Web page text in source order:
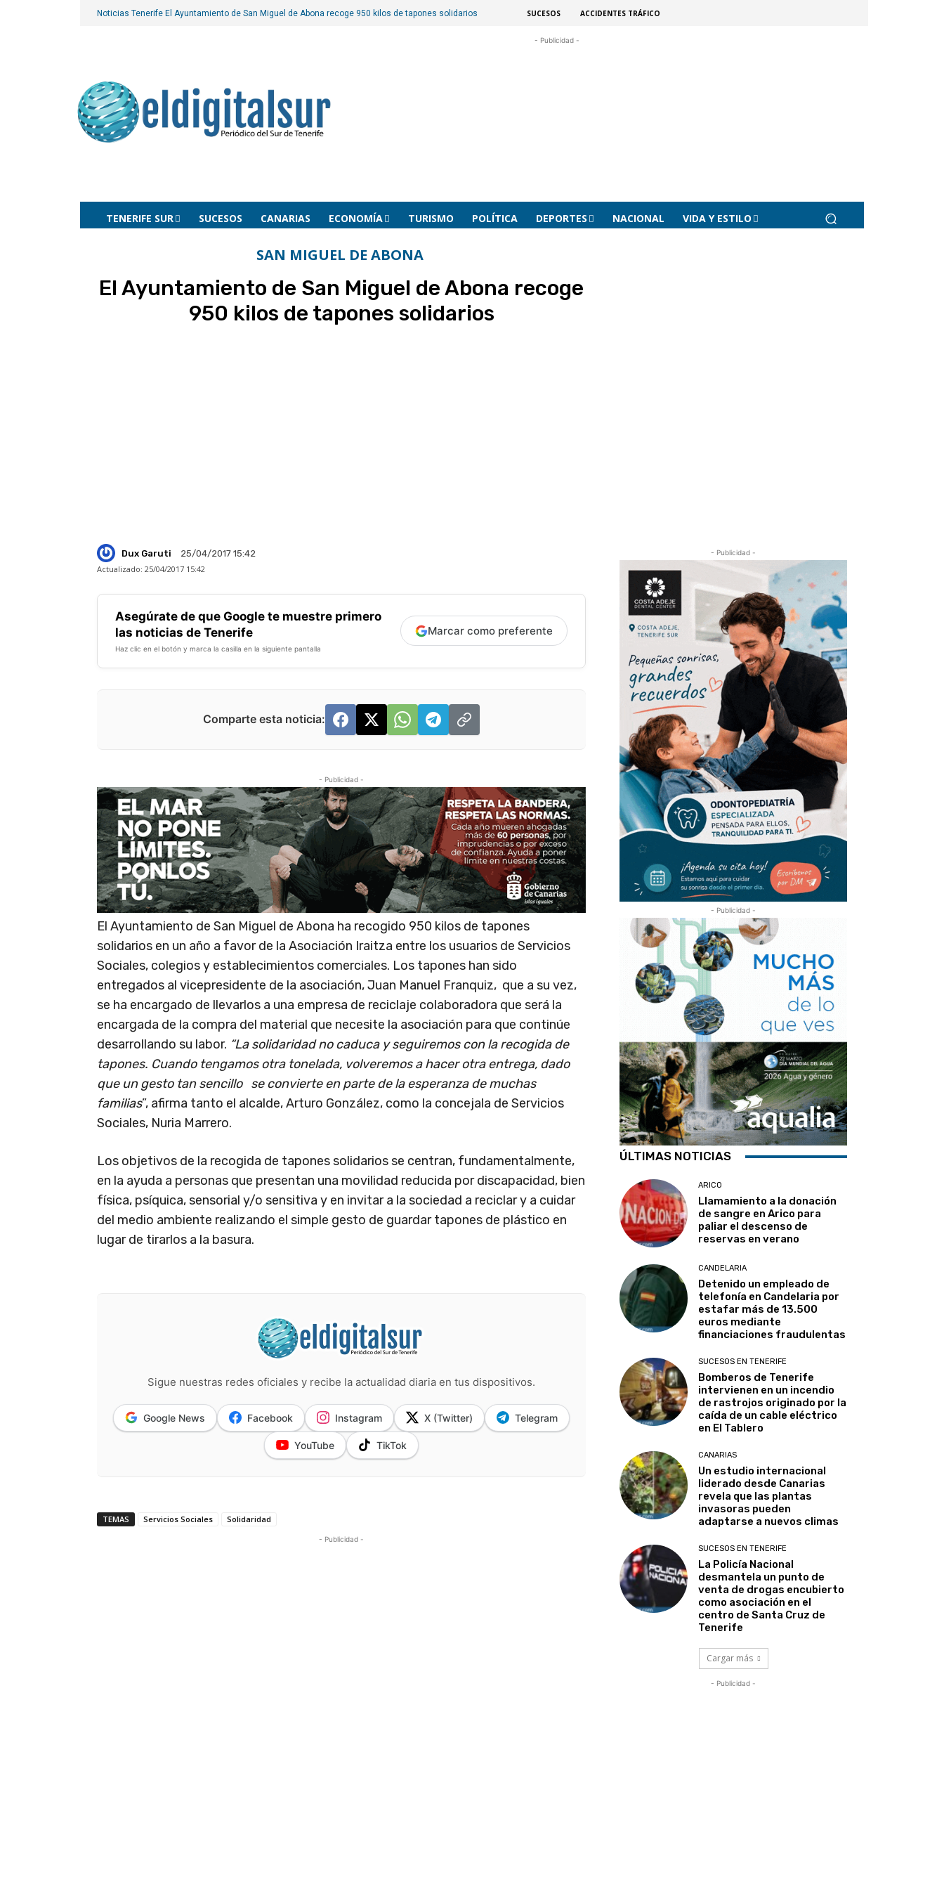
Noticias Tenerife El Ayuntamiento de San Miguel de Abona recoge 950 kilos de tapones solidarios SUCESOS ACCIDENTES TRÁFICO
- Publicidad -
TENERIFE SUR SUCESOS CANARIAS ECONOMÍA TURISMO POLÍTICA DEPORTES NACIONAL VIDA Y ESTILO
SAN MIGUEL DE ABONA
El Ayuntamiento de San Miguel de Abona recoge
950 kilos de tapones solidarios
Dux Garuti
25/04/2017 15:42
Actualizado: 25/04/2017 15:42
Asegúrate de que Google te muestre primero
las noticias de Tenerife
Haz clic en el botón y marca la casilla en la siguiente pantalla
Marcar como preferente
Comparte esta noticia:
- Publicidad -
El Ayuntamiento de San Miguel de Abona ha recogido 950 kilos de tapones
solidarios en un año a favor de la Asociación Iraitza entre los usuarios de Servicios
Sociales, colegios y establecimientos comerciales. Los tapones han sido
entregados al vicepresidente de la asociación, Juan Manuel Franquiz, que a su vez,
se ha encargado de llevarlos a una empresa de reciclaje colaboradora que será la
encargada de la compra del material que necesite la asociación para que continúe
desarrollando su labor. “La solidaridad no caduca y seguiremos con la recogida de
tapones. Cuando tengamos otra tonelada, volveremos a hacer otra entrega, dado
que un gesto tan sencillo se convierte en parte de la esperanza de muchas
familias”, afirma tanto el alcalde, Arturo González, como la concejala de Servicios
Sociales, Nuria Marrero.
Los objetivos de la recogida de tapones solidarios se centran, fundamentalmente,
en la ayuda a personas que presentan una movilidad reducida por discapacidad, bien
física, psíquica, sensorial y/o sensitiva y en invitar a la sociedad a reciclar y a cuidar
del medio ambiente realizando el simple gesto de guardar tapones de plástico en
lugar de tirarlos a la basura.
Sigue nuestras redes oficiales y recibe la actualidad diaria en tus dispositivos.
Google News Facebook Instagram X (Twitter) Telegram
YouTube TikTok
TEMAS Servicios Sociales Solidaridad
- Publicidad -
- Publicidad -
- Publicidad -
ÚLTIMAS NOTICIAS
ARICO
Llamamiento a la donación
de sangre en Arico para
paliar el descenso de
reservas en verano
CANDELARIA
Detenido un empleado de
telefonía en Candelaria por
estafar más de 13.500
euros mediante
financiaciones fraudulentas
SUCESOS EN TENERIFE
Bomberos de Tenerife
intervienen en un incendio
de rastrojos originado por la
caída de un cable eléctrico
en El Tablero
CANARIAS
Un estudio internacional
liderado desde Canarias
revela que las plantas
invasoras pueden
adaptarse a nuevos climas
SUCESOS EN TENERIFE
La Policía Nacional
desmantela un punto de
venta de drogas encubierto
como asociación en el
centro de Santa Cruz de
Tenerife
Cargar más
- Publicidad -